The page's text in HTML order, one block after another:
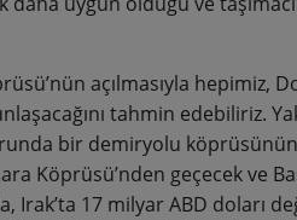
açılmasıyla hepimiz,
tahmin edebiliriz.
bir demiryolu
Köprüsü’nden geçecek ve
Irak’ta 17 milyar ABD doları